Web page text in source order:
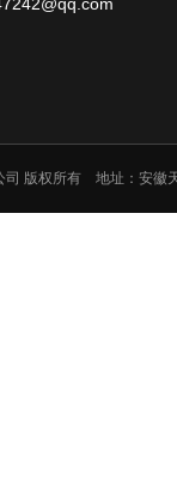
司 版权所有 地址：安